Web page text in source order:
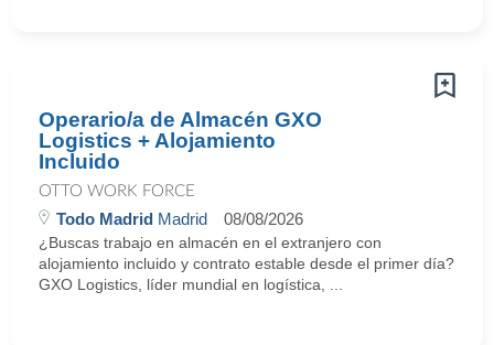
Operario/a de Almacén GXO
Logistics + Alojamiento
Incluido
OTTO WORK FORCE
Todo Madrid Madrid 08/08/2026
¿Buscas trabajo en almacén en el extranjero con
alojamiento incluido y contrato estable desde el primer día?
GXO Logistics, líder mundial en logística, ...